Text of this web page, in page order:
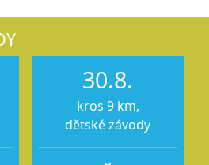
30.8.
kros 9 km,
dětské závody